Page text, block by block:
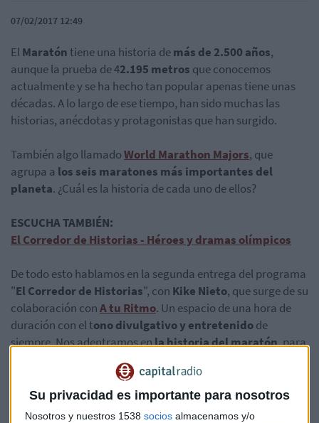
Su privacidad es importante para nosotros
Nosotros y nuestros 1538 socios almacenamos y/o
07/02/2017 12:49
ElMaratóntiene una historia demás de 2.500 años,
aunque la prueba de 42.195 metros que conocemos
actualmente y se ha hecho tan popular apenas tiene unas
décadas. A lo largo de ese tiempo, han sido muchas las
historias, anécdotas y protagonistas que han surgido.
También algo llamadoWorld Marathon Majors, que
agrupa a los seis maratones más importantes del
planeta. ¿Cuál es la historia de cada uno de ellos?
ESCUCHA TAMBIÉN:
El Corredor de Historias - Héroes y dramas olímpicos
De todo esto hablamos en la segunda entrega del programa
"El Corredor de Historias", con Kike Nieto, que surge de su
colaboración conA tu Ritmo. Un espacio de una hora de
duración con el tono divulgativo y entretenidode
siempre. Nos adentramos enla historia del maratón, para
derribar el muro y cruzar victoriosos la meta.
Acompáñanos y escucha!